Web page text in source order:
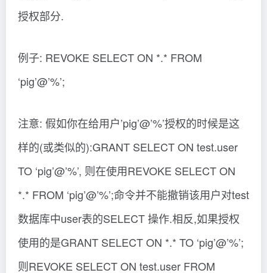
授权部分.
例子: REVOKE SELECT ON *.* FROM
‘pig’@’%’;
注意: 假如你在给用户’pig’@’%’授权的时候是这
样的(或类似的):GRANT SELECT ON test.user
TO ‘pig’@’%’, 则在使用REVOKE SELECT ON
*.* FROM ‘pig’@’%’;命令并不能撤销该用户对test
数据库中user表的SELECT 操作.相反,如果授权
使用的是GRANT SELECT ON *.* TO ‘pig’@’%’;
则REVOKE SELECT ON test.user FROM